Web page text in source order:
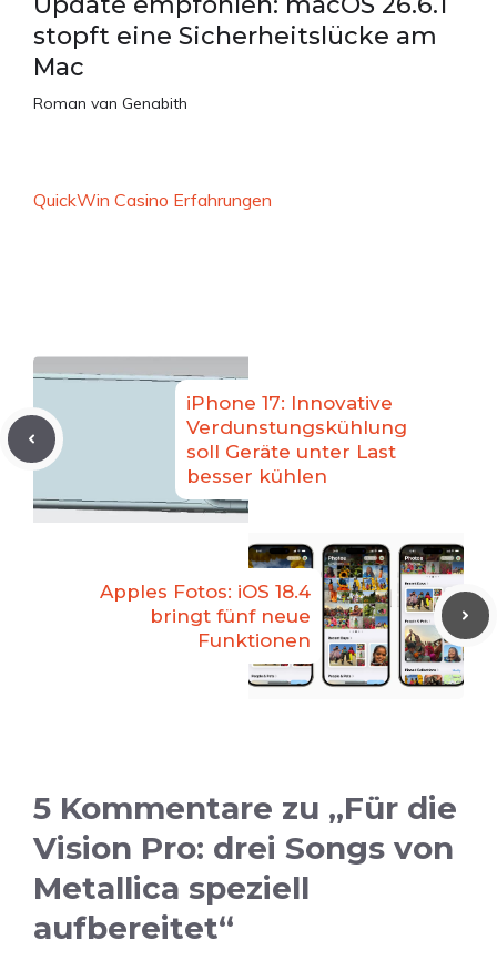
stopft eine Sicherheitslücke am
Mac
Roman van Genabith
QuickWin Casino Erfahrungen
iPhone 17: Innovative
Verdunstungskühlung
soll Geräte unter Last
besser kühlen
Apples Fotos: iOS 18.4
bringt fünf neue
Funktionen
5 Kommentare zu „Für die
Vision Pro: drei Songs von
Metallica speziell
aufbereitet“